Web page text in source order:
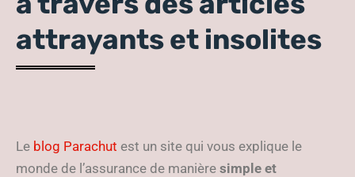
attrayants et insolites
Le blog Parachut est un site qui vous explique le
monde de l’assurance de manière simple et